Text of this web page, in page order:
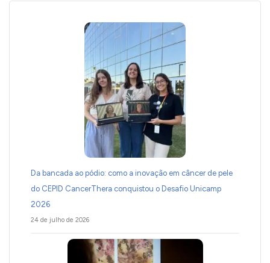
Da bancada ao pódio: como a inovação em câncer de pele
do CEPID CancerThera conquistou o Desafio Unicamp
2026
24 de julho de 2026